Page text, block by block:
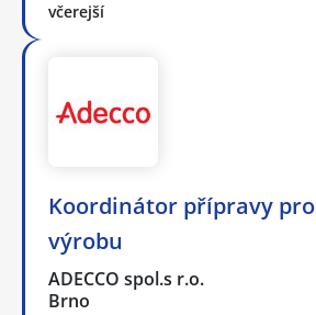
včerejší
Koordinátor přípravy pro
výrobu
ADECCO spol.s r.o.
Brno